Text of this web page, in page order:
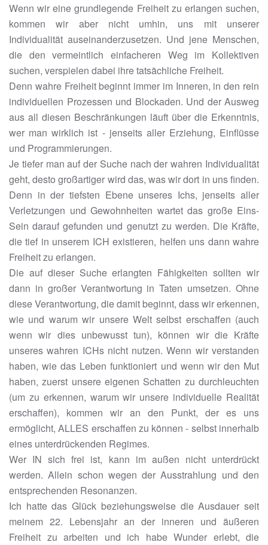
Wenn wir eine grundlegende Freiheit zu erlangen suchen,
kommen wir aber nicht umhin, uns mit unserer
Individualität auseinanderzusetzen. Und jene Menschen,
die den vermeintlich einfacheren Weg im Kollektiven
suchen, verspielen dabei ihre tatsächliche Freiheit.
Denn wahre Freiheit beginnt immer im Inneren, in den rein
individuellen Prozessen und Blockaden. Und der Ausweg
aus all diesen Beschränkungen läuft über die Erkenntnis,
wer man wirklich ist - jenseits aller Erziehung, Einflüsse
und Programmierungen.
Je tiefer man auf der Suche nach der wahren Individualität
geht, desto großartiger wird das, was wir dort in uns finden.
Denn in der tiefsten Ebene unseres Ichs, jenseits aller
Verletzungen und Gewohnheiten wartet das große Eins-
Sein darauf gefunden und genutzt zu werden. Die Kräfte,
die tief in unserem ICH existieren, helfen uns dann wahre
Freiheit zu erlangen.
Die auf dieser Suche erlangten Fähigkeiten sollten wir
dann in großer Verantwortung in Taten umsetzen. Ohne
diese Verantwortung, die damit beginnt, dass wir erkennen,
wie und warum wir unsere Welt selbst erschaffen (auch
wenn wir dies unbewusst tun), können wir die Kräfte
unseres wahren ICHs nicht nutzen. Wenn wir verstanden
haben, wie das Leben funktioniert und wenn wir den Mut
haben, zuerst unsere eigenen Schatten zu durchleuchten
(um zu erkennen, warum wir unsere individuelle Realität
erschaffen), kommen wir an den Punkt, der es uns
ermöglicht, ALLES erschaffen zu können - selbst innerhalb
eines unterdrückenden Regimes.
Wer IN sich frei ist, kann im außen nicht unterdrückt
werden. Allein schon wegen der Ausstrahlung und den
entsprechenden Resonanzen.
Ich hatte das Glück beziehungsweise die Ausdauer seit
meinem 22. Lebensjahr an der inneren und äußeren
Freiheit zu arbeiten und ich habe Wunder erlebt, die